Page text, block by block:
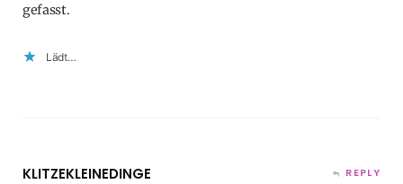
gefasst.
Lädt…
KLITZEKLEINEDINGE REPLY